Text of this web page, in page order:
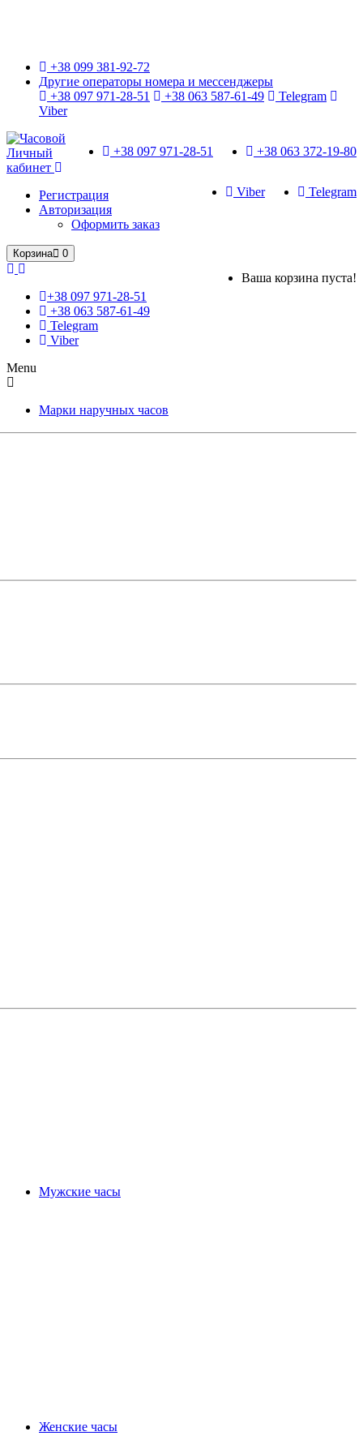
+38 099 381-92-72
Другие операторы номера и мессенджеры
+38 097 971-28-51
+38 063 587-61-49
Telegram
Viber
+38 063 372-19-80
+38 097 971-28-51
Telegram
Viber
Личный
кабинет
Регистрация
Авторизация
Оформить заказ
Корзина 0
Ваша корзина пуста!
+38 097 971-28-51
+38 063 587-61-49
Telegram
Viber
Menu
Марки наручных часов
Мужские часы
Женские часы